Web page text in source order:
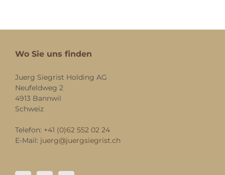
Wo Sie uns finden
Juerg Siegrist Holding AG
Neufeldweg 2
4913 Bannwil
Schweiz
Telefon: +41 (0)62 552 02 24
E-Mail: juerg@juergsiegrist.ch